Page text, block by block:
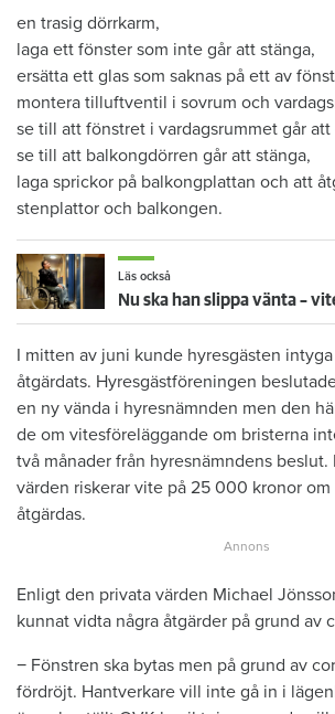
en trasig dörrkarm,
laga ett fönster som inte går att stänga,
ersätta ett glas som saknas på ett av
montera tilluftventil i sovrum och
se till att fönstret i vardagsrummet går att
se till att balkongdörren går att stänga,
laga sprickor på balkongplattan och att
stenplattor och balkongen.
Läs också
I mitten av juni kunde hyresgästen
åtgärdats. Hyresgästföreningen
en ny vända i hyresnämnden men den
de om vitesföreläggande om bristerna
två månader från hyresnämndens
värden riskerar vite på 25 000 kronor
åtgärdas.
Enligt den privata värden Michael
kunnat vidta några åtgärder på grund av
− Fönstren ska bytas men på grund av
fördröjt. Hantverkare vill inte gå in i